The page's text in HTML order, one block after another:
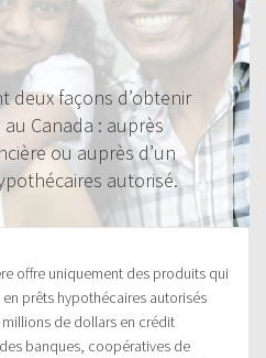
deux façons d’obtenir
Canada : auprès
ou auprès d’un
autorisé.
offre uniquement des produits qui
prêts hypothécaires autorisés
de dollars en crédit
banques, coopératives de